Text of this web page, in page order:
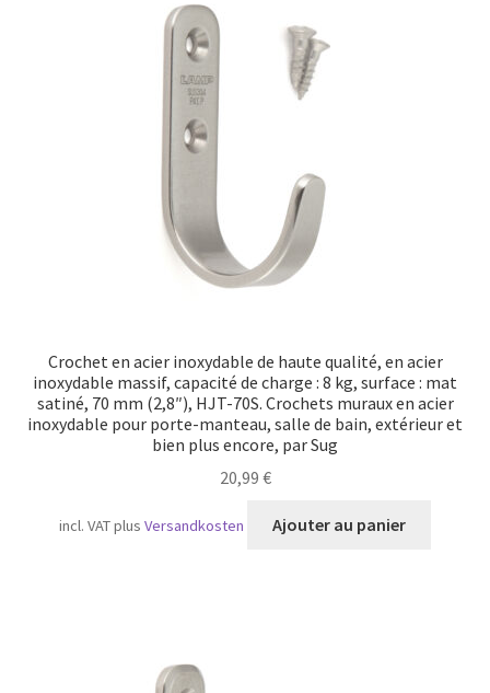
Crochet en acier inoxydable de haute qualité, en acier
inoxydable massif, capacité de charge : 8 kg, surface : mat
satiné, 70 mm (2,8″), HJT-70S. Crochets muraux en acier
inoxydable pour porte-manteau, salle de bain, extérieur et
bien plus encore, par Sug
20,99 €
incl. VATplusVersandkosten Ajouter au panier